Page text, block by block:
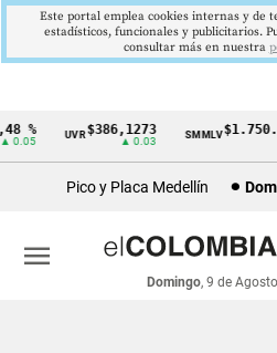
Cintillo
económicos
Colombia
% UVR$386,1273
▲ 0.03
SMMLV
Pico y Placa Medellín
Domingo, 9 de
menu
Este portal emplea cookies internas y de
estadísticos, funcionales y publicitarios.
consultar más en nuestra